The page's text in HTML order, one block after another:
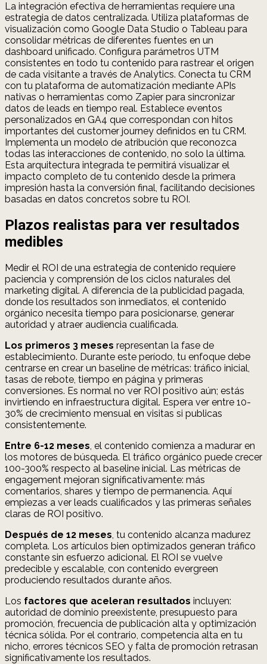
La integración efectiva de herramientas requiere una
estrategia de datos centralizada. Utiliza plataformas de
visualización como Google Data Studio o Tableau para
consolidar métricas de diferentes fuentes en un
dashboard unificado. Configura parámetros UTM
consistentes en todo tu contenido para rastrear el origen
de cada visitante a través de Analytics. Conecta tu CRM
con tu plataforma de automatización mediante APIs
nativas o herramientas como Zapier para sincronizar
datos de leads en tiempo real. Establece eventos
personalizados en GA4 que correspondan con hitos
importantes del customer journey definidos en tu CRM.
Implementa un modelo de atribución que reconozca
todas las interacciones de contenido, no solo la última.
Esta arquitectura integrada te permitirá visualizar el
impacto completo de tu contenido desde la primera
impresión hasta la conversión final, facilitando decisiones
basadas en datos concretos sobre tu ROI.
Plazos realistas para ver resultados
medibles
Medir el ROI de una estrategia de contenido requiere
paciencia y comprensión de los ciclos naturales del
marketing digital. A diferencia de la publicidad pagada,
donde los resultados son inmediatos, el contenido
orgánico necesita tiempo para posicionarse, generar
autoridad y atraer audiencia cualificada.
Los primeros 3 meses representan la fase de
establecimiento. Durante este período, tu enfoque debe
centrarse en crear un baseline de métricas: tráfico inicial,
tasas de rebote, tiempo en página y primeras
conversiones. Es normal no ver ROI positivo aún; estás
invirtiendo en infraestructura digital. Espera ver entre 10-
30% de crecimiento mensual en visitas si publicas
consistentemente.
Entre 6-12 meses, el contenido comienza a madurar en
los motores de búsqueda. El tráfico orgánico puede crecer
100-300% respecto al baseline inicial. Las métricas de
engagement mejoran significativamente: más
comentarios, shares y tiempo de permanencia. Aquí
empiezas a ver leads cualificados y las primeras señales
claras de ROI positivo.
Después de 12 meses, tu contenido alcanza madurez
completa. Los artículos bien optimizados generan tráfico
constante sin esfuerzo adicional. El ROI se vuelve
predecible y escalable, con contenido evergreen
produciendo resultados durante años.
Los factores que aceleran resultados incluyen:
autoridad de dominio preexistente, presupuesto para
promoción, frecuencia de publicación alta y optimización
técnica sólida. Por el contrario, competencia alta en tu
nicho, errores técnicos SEO y falta de promoción retrasan
significativamente los resultados.